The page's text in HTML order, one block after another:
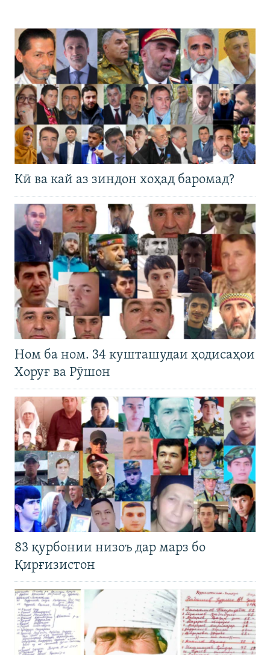
Кӣ ва кай аз зиндон хоҳад баромад?
Ном ба ном. 34 кушташудаи ҳодисаҳои
Хоруғ ва Рӯшон
83 қурбонии низоъ дар марз бо
Қирғизистон